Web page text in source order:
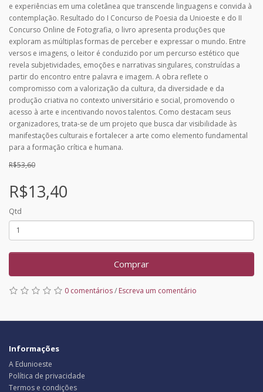
e experiências em uma coletânea que transcende linguagens e convida à
contemplação. Resultado do I Concurso de Poesia da Unioeste e do II
Concurso Online de Fotografia, o livro apresenta produções que
exploram as múltiplas formas de perceber e expressar o mundo. Entre
versos e imagens, o leitor é conduzido por um percurso estético que
revela subjetividades, emoções e narrativas singulares, construídas a
partir do encontro entre palavra e imagem. A obra reflete o
compromisso com a valorização da cultura, da diversidade e da
produção criativa no contexto universitário e social, promovendo o
acesso à arte e incentivando novos talentos. Como destacam seus
organizadores, trata-se de um projeto que busca dar visibilidade às
manifestações culturais e fortalecer a arte como elemento fundamental
para a formação crítica e humana.
R$53,60
R$13,40
Qtd
Comprar
0 comentários/ Escreva um comentário
Informações
A Edunioeste
Política de privacidade
Termos e condições